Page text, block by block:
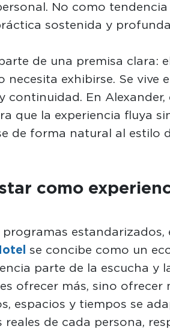
No como tendencia
sostenida y
de una premisa clara:
necesita exhibirse. Se vive
continuidad. En Alexander,
que la experiencia fluya
de forma natural al estilo
como
programas estandarizados,
se concibe como un
parte de la escucha y
ofrecer más, sino ofrecer
espacios y tiempos se
reales de cada persona,